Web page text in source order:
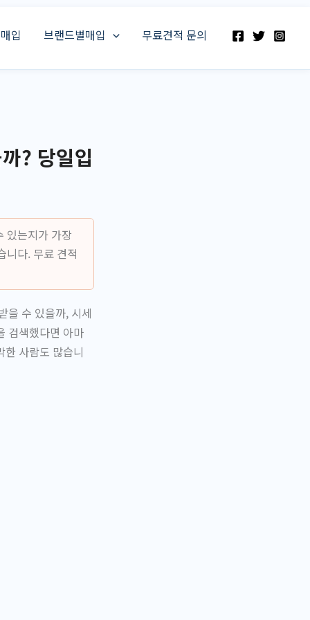
입 브랜드별매입 무료견적 문의
? 당일입
있는지가 가장
니다. 무료 견적
을 수 있을까, 시세
검색했다면 아마
사람도 많습니